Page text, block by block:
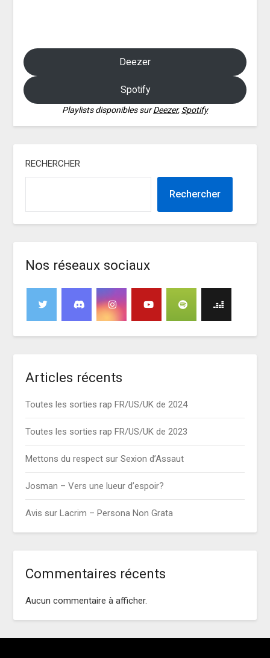
Deezer
Spotify
Playlists disponibles surDeezer, Spotify
RECHERCHER
Rechercher
Nos réseaux sociaux
Articles récents
Toutes les sorties rap FR/US/UK de 2024
Toutes les sorties rap FR/US/UK de 2023
Mettons du respect sur Sexion d’Assaut
Josman – Vers une lueur d’espoir?
Avis sur Lacrim – Persona Non Grata
Commentaires récents
Aucun commentaire à afficher.